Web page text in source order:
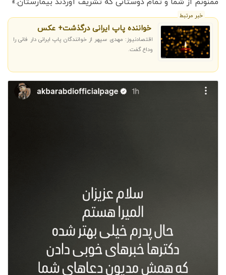
خبر مرتبط
خواننده پاپ ایرانی درگذشت+ عکس
اقتصادنیوز: مهدی سپهر از خوانندگان پاپ ایرانی دار فانی را
وداع گفت.